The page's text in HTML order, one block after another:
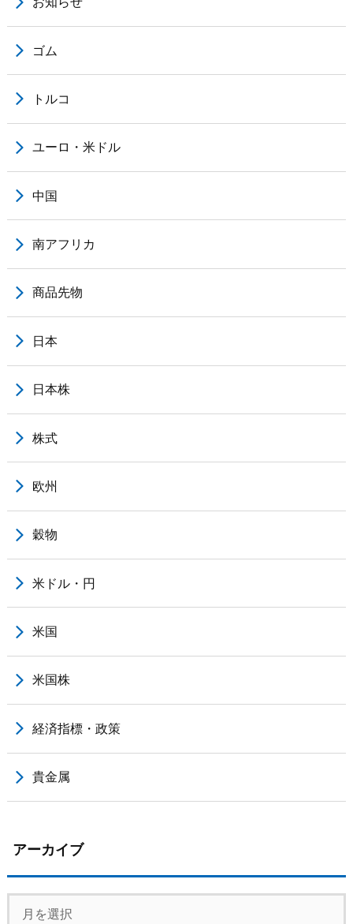
ゴム
トルコ
ユーロ・米ドル
中国
南アフリカ
商品先物
日本
日本株
株式
欧州
穀物
米ドル・円
米国
米国株
経済指標・政策
貴金属
アーカイブ